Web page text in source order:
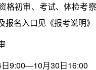
初审、考试、体检考
名入口见《报考说明》
9:00—10月30日16:00